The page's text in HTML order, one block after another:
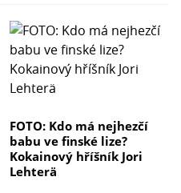
FOTO: Kdo má nejhezčí
babu ve finské lize?
Kokainový hříšník Jori
Lehterä